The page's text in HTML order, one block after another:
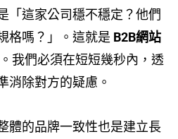
「這家公司穩不穩定？他們
格嗎？」。這就是 B2B網站
我們必須在短短幾秒內，透
消除對方的疑慮。
體的品牌一致性也是建立長